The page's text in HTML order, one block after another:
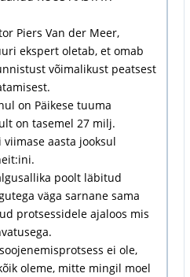
Piers Van der Meer,
ekspert oletab, et omab
võimalikust peatsest
on Päikese tuuma
on tasemel 27 milj.
aasta jooksul
poolt läbitud
väga sarnane sama
protsessidele ajaloos mis
ei ole,
oleme, mitte mingil moel